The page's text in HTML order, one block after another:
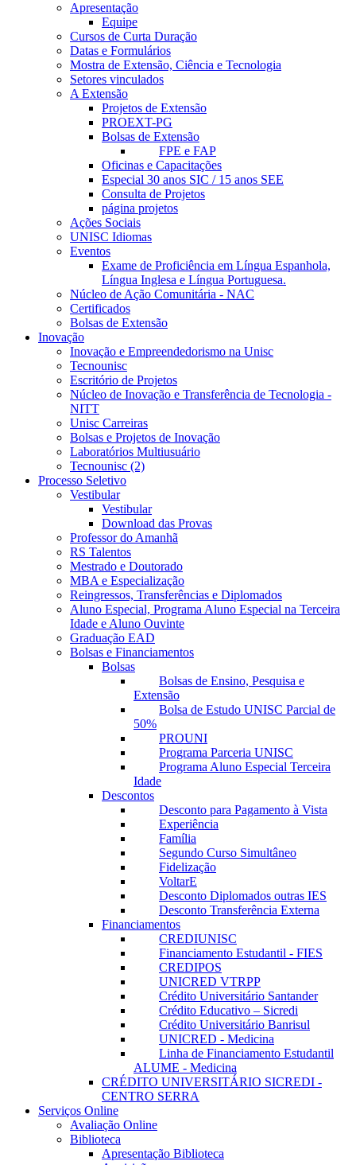
Apresentação
Equipe
Cursos de Curta Duração
Datas e Formulários
Mostra de Extensão, Ciência e Tecnologia
Setores vinculados
A Extensão
Projetos de Extensão
PROEXT-PG
Bolsas de Extensão
FPE e FAP
Oficinas e Capacitações
Especial 30 anos SIC / 15 anos SEE
Consulta de Projetos
página projetos
Ações Sociais
UNISC Idiomas
Eventos
Exame de Proficiência em Língua Espanhola,
Língua Inglesa e Língua Portuguesa.
Núcleo de Ação Comunitária - NAC
Certificados
Bolsas de Extensão
Inovação
Inovação e Empreendedorismo na Unisc
Tecnounisc
Escritório de Projetos
Núcleo de Inovação e Transferência de Tecnologia -
NITT
Unisc Carreiras
Bolsas e Projetos de Inovação
Laboratórios Multiusuário
Tecnounisc (2)
Processo Seletivo
Vestibular
Vestibular
Download das Provas
Professor do Amanhã
RS Talentos
Mestrado e Doutorado
MBA e Especialização
Reingressos, Transferências e Diplomados
Aluno Especial, Programa Aluno Especial na Terceira
Idade e Aluno Ouvinte
Graduação EAD
Bolsas e Financiamentos
Bolsas
Bolsas de Ensino, Pesquisa e
Extensão
Bolsa de Estudo UNISC Parcial de
50%
PROUNI
Programa Parceria UNISC
Programa Aluno Especial Terceira
Idade
Descontos
Desconto para Pagamento à Vista
Experiência
Família
Segundo Curso Simultâneo
Fidelização
VoltarE
Desconto Diplomados outras IES
Desconto Transferência Externa
Financiamentos
CREDIUNISC
Financiamento Estudantil - FIES
CREDIPOS
UNICRED VTRPP
Crédito Universitário Santander
Crédito Educativo – Sicredi
Crédito Universitário Banrisul
UNICRED - Medicina
Linha de Financiamento Estudantil
ALUME - Medicina
CRÉDITO UNIVERSITÁRIO SICREDI -
CENTRO SERRA
Serviços Online
Avaliação Online
Biblioteca
Apresentação Biblioteca